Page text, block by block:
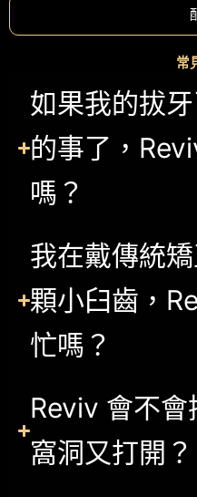
常
如果我的拔
的事了，
嗎？
我在戴傳統
顆小臼齒，
忙嗎？
Reviv 會不
窩洞又打開？